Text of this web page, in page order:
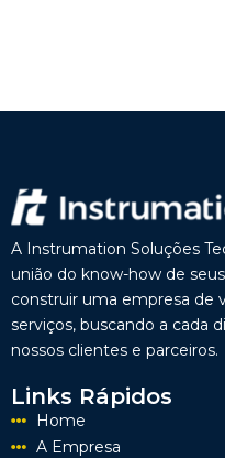
A Instrumation Soluções
união do know-how de
construir uma empresa de
serviços, buscando a cada
nossos clientes e parceiros.
Links Rápidos
Home
A Empresa